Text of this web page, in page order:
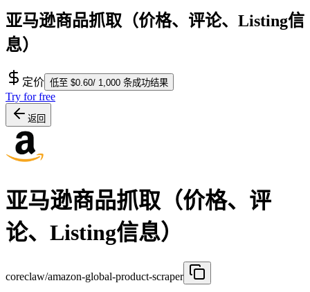
亚马逊商品抓取（价格、评论、Listing信
息）
定价 低至 $0.60/ 1,000 条成功结果
Try for free
返回
亚马逊商品抓取（价格、评
论、Listing信息）
coreclaw/amazon-global-product-scraper